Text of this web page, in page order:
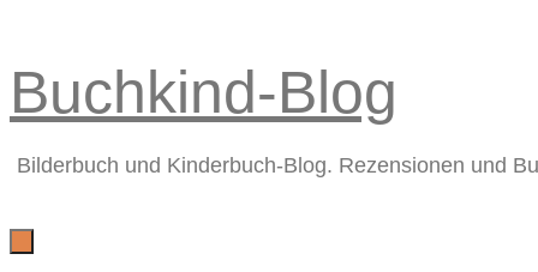
Inhalt
Buchkind-Blog
Bilderbuch und Kinderbuch-Blog. Rezensionen und